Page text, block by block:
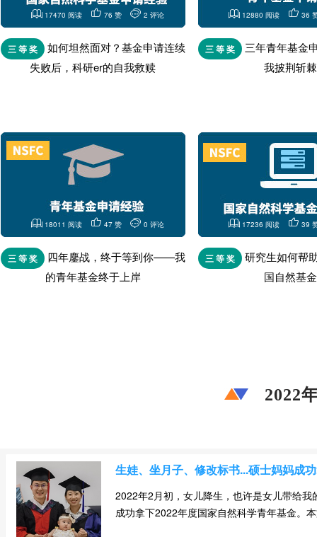
17470 阅读 76 赞 2 评论
三 等 奖
如何坦然面对？基金申请连续
失败后，科研er的自我救赎
12880 阅读 36
三 等 奖
三年青年基金
我披荆斩棘
18011 阅读 47 赞 0 评论
三 等 奖
四年鏖战，终于等到你——我
的青年基金终于上岸
17236 阅读 39
三 等 奖
研究生如何帮
国自然基金
2022
生娃、坐月子、修改标书...硕士妈妈成
2022年2月初，女儿降生，也许是女儿带给
成功拿下2022年度国家自然科学青年基金。